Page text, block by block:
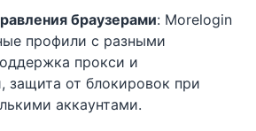
браузерами: Morelogin
профили с разными
прокси и
защита от блокировок при
аккаунтами.